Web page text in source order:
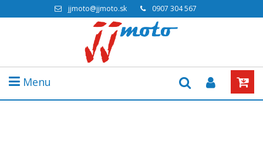
jjmoto@jjmoto.sk 0907 304 567
Menu